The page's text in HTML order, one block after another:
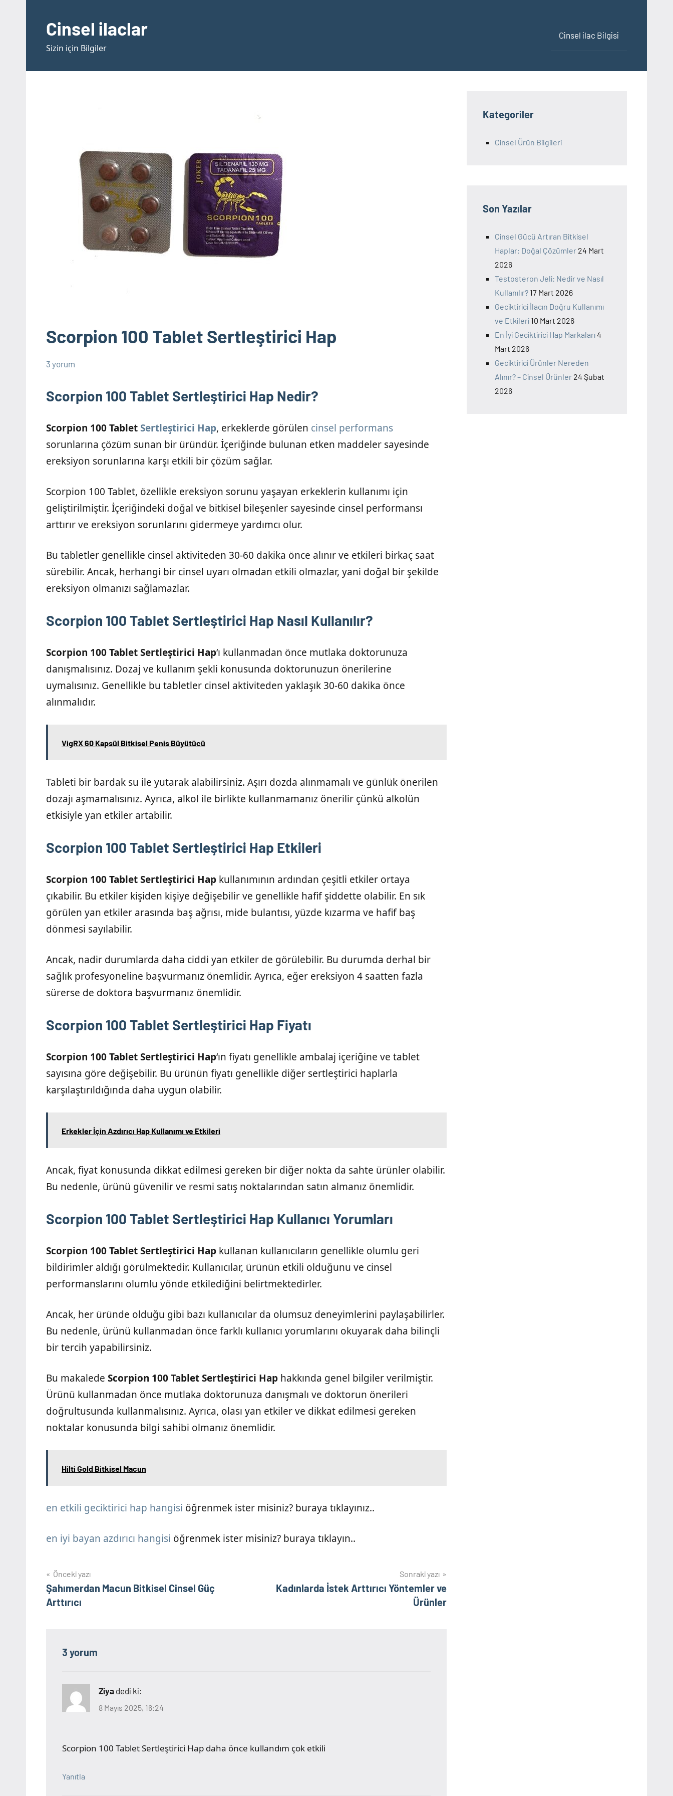
Cinsel ilaclar
Sizin için Bilgiler
Cinsel ilac Bilgisi
Scorpion 100 Tablet Sertleştirici Hap
Cinsel
Bilgileri
2025
admin
3 yorum
Scorpion 100 Tablet Sertleştirici Hap Nedir?
Scorpion 100 Tablet Sertleştirici Hap, erkeklerde görülen cinsel performans
sorunlarına çözüm sunan bir üründür. İçeriğinde bulunan etken maddeler sayesinde
ereksiyon sorunlarına karşı etkili bir çözüm sağlar.
Scorpion 100 Tablet, özellikle ereksiyon sorunu yaşayan erkeklerin kullanımı için
geliştirilmiştir. İçeriğindeki doğal ve bitkisel bileşenler sayesinde cinsel performansı
arttırır ve ereksiyon sorunlarını gidermeye yardımcı olur.
Bu tabletler genellikle cinsel aktiviteden 30-60 dakika önce alınır ve etkileri birkaç saat
sürebilir. Ancak, herhangi bir cinsel uyarı olmadan etkili olmazlar, yani doğal bir şekilde
ereksiyon olmanızı sağlamazlar.
Scorpion 100 Tablet Sertleştirici Hap Nasıl Kullanılır?
Scorpion 100 Tablet Sertleştirici Hap‘ı kullanmadan önce mutlaka doktorunuza
danışmalısınız. Dozaj ve kullanım şekli konusunda doktorunuzun önerilerine
uymalısınız. Genellikle bu tabletler cinsel aktiviteden yaklaşık 30-60 dakika önce
alınmalıdır.
VigRX 60 Kapsül Bitkisel Penis Büyütücü
Tableti bir bardak su ile yutarak alabilirsiniz. Aşırı dozda alınmamalı ve günlük önerilen
dozajı aşmamalısınız. Ayrıca, alkol ile birlikte kullanmamanız önerilir çünkü alkolün
etkisiyle yan etkiler artabilir.
Scorpion 100 Tablet Sertleştirici Hap Etkileri
Scorpion 100 Tablet Sertleştirici Hap kullanımının ardından çeşitli etkiler ortaya
çıkabilir. Bu etkiler kişiden kişiye değişebilir ve genellikle hafif şiddette olabilir. En sık
görülen yan etkiler arasında baş ağrısı, mide bulantısı, yüzde kızarma ve hafif baş
dönmesi sayılabilir.
Ancak, nadir durumlarda daha ciddi yan etkiler de görülebilir. Bu durumda derhal bir
sağlık profesyoneline başvurmanız önemlidir. Ayrıca, eğer ereksiyon 4 saatten fazla
sürerse de doktora başvurmanız önemlidir.
Scorpion 100 Tablet Sertleştirici Hap Fiyatı
Scorpion 100 Tablet Sertleştirici Hap‘ın fiyatı genellikle ambalaj içeriğine ve tablet
sayısına göre değişebilir. Bu ürünün fiyatı genellikle diğer sertleştirici haplarla
karşılaştırıldığında daha uygun olabilir.
Erkekler İçin Azdırıcı Hap Kullanımı ve Etkileri
Ancak, fiyat konusunda dikkat edilmesi gereken bir diğer nokta da sahte ürünler olabilir.
Bu nedenle, ürünü güvenilir ve resmi satış noktalarından satın almanız önemlidir.
Scorpion 100 Tablet Sertleştirici Hap Kullanıcı Yorumları
Scorpion 100 Tablet Sertleştirici Hap kullanan kullanıcıların genellikle olumlu geri
bildirimler aldığı görülmektedir. Kullanıcılar, ürünün etkili olduğunu ve cinsel
performanslarını olumlu yönde etkilediğini belirtmektedirler.
Ancak, her üründe olduğu gibi bazı kullanıcılar da olumsuz deneyimlerini paylaşabilirler.
Bu nedenle, ürünü kullanmadan önce farklı kullanıcı yorumlarını okuyarak daha bilinçli
bir tercih yapabilirsiniz.
Bu makalede Scorpion 100 Tablet Sertleştirici Hap hakkında genel bilgiler verilmiştir.
Ürünü kullanmadan önce mutlaka doktorunuza danışmalı ve doktorun önerileri
doğrultusunda kullanmalısınız. Ayrıca, olası yan etkiler ve dikkat edilmesi gereken
noktalar konusunda bilgi sahibi olmanız önemlidir.
Hilti Gold Bitkisel Macun
en etkili geciktirici hap hangisi öğrenmek ister misiniz? buraya tıklayınız..
en iyi bayan azdırıcı hangisi öğrenmek ister misiniz? buraya tıklayın..
Yazı
gezinmesi
Önceki yazı
Şahımerdan Macun Bitkisel Cinsel Güç
Arttırıcı
Sonraki yazı
Kadınlarda İstek Arttırıcı Yöntemler ve
Ürünler
3 yorum
Ziya dedi ki:
8 Mayıs 2025, 16:24
Scorpion 100 Tablet Sertleştirici Hap daha önce kullandım çok etkili
Yanıtla
Kategoriler
Cinsel Ürün Bilgileri
Son Yazılar
Cinsel Gücü Artıran Bitkisel
Haplar: Doğal Çözümler 24 Mart
2026
Testosteron Jeli: Nedir ve Nasıl
Kullanılır? 17 Mart 2026
Geciktirici İlacın Doğru Kullanımı
ve Etkileri 10 Mart 2026
En İyi Geciktirici Hap Markaları4
Mart 2026
Geciktirici Ürünler Nereden
Alınır? – Cinsel Ürünler 24 Şubat
2026